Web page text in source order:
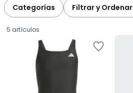
Categorías Filtrar y Ordenar
5 artículos